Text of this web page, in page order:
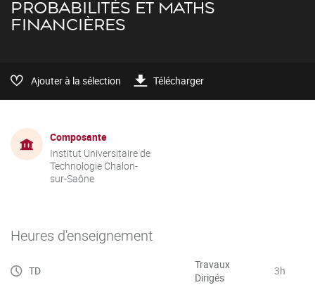
PROBABILITÉS ET MATHS
FINANCIÈRES
Ajouter à la sélection Télécharger
Composante
Institut Universitaire de
Technologie Chalon-
sur-Saône
Heures d'enseignement
TD
Travaux
Dirigés
3h